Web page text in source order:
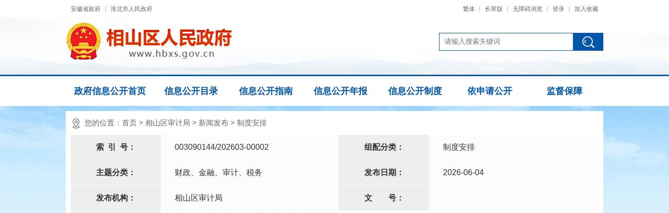
安徽省政府 淮北市人民政府 繁体 长辈版 无障碍浏览 登录 加入收藏
政府信息公开首页 信息公开目录 信息公开指南 信息公开年报 信息公开制度 依申请公开 监督保障
您的位置： 首页 > 相山区审计局 > 新闻发布 > 制度安排
索 引 号： 003090144/202603-00002 组配分类： 制度安排
主题分类： 财政、金融、审计、税务 发布日期： 2026-06-04
发布机构： 相山区审计局 文 号：